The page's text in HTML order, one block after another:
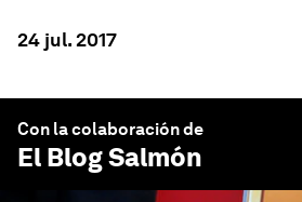
24 jul. 2017
Con la colaboración de
El Blog Salmón